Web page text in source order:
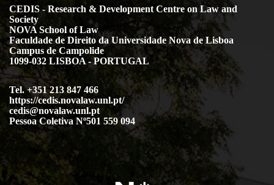
CEDIS - Research & Development Centre on Law and
Society
NOVA School of Law
Faculdade de Direito da Universidade Nova de Lisboa
Campus de Campolide
1099-032 LISBOA - PORTUGAL
Tel. +351 213 847 466
https://cedis.novalaw.unl.pt/
cedis@novalaw.unl.pt
Pessoa Coletiva Nº501 559 094